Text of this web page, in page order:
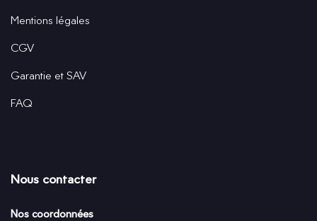
Mentions légales
CGV
Garantie et SAV
FAQ
Nous contacter
Nos coordonnées